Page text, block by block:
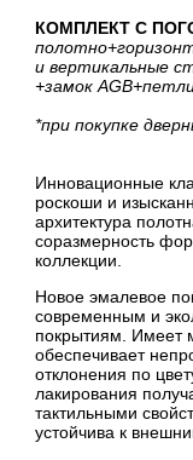
КОМПЛЕКТ С
полотно
и вертикальные
+замок AGB
*при покупке
Инновационные
роскоши и
архитектура
соразмерность
коллекции.
Новое эмалевое
современным и
покрытиям. Имеет
обеспечивает
отклонения по
лакирования
тактильными
устойчива к